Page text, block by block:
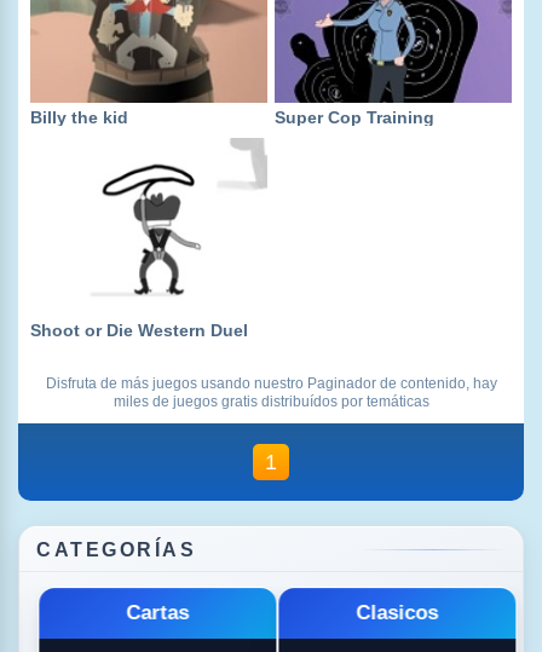
Billy the kid Super Cop Training
Shoot or Die Western Duel
Disfruta de más juegos usando nuestro Paginador de contenido, hay
miles de juegos gratis distribuídos por temáticas
1
CATEGORÍAS
Cartas Clasicos